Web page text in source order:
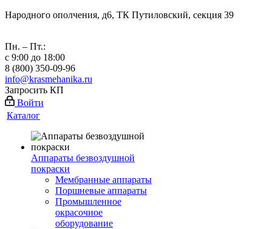
Народного ополчения, д6, ТК Путиловский, секция 39
Пн. – Пт.:
с 9:00 до 18:00
8 (800) 350-09-96
info@krasmehanika.ru
Запросить КП
Войти
Каталог
Аппараты безвоздушной
покраски
Мембранные аппараты
Поршневые аппараты
Промышленное
окрасочное
оборудование